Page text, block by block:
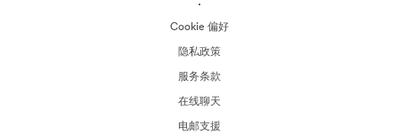
·
Cookie 偏好
隐私政策
服务条款
在线聊天
电邮支援